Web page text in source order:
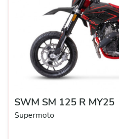
SWM SM 125 R MY25
Supermoto